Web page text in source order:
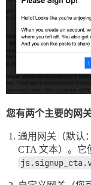
您有两个主要的网关
通用网关（默认
CTA 文本）。它